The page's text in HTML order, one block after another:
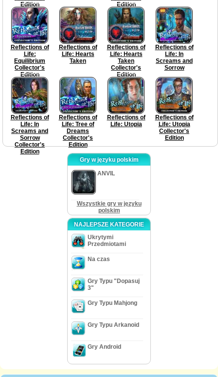
Edition
Edition
Reflections of
Life:
Equilibrium
Collector's
Edition
Reflections of
Life: Hearts
Taken
Reflections of
Life: Hearts
Taken
Collector's
Edition
Reflections of
Life: In
Screams and
Sorrow
Reflections of
Life: In
Screams and
Sorrow
Collector's
Edition
Reflections of
Life: Tree of
Dreams
Collector's
Edition
Reflections of
Life: Utopia
Reflections of
Life: Utopia
Collector's
Edition
Gry w języku polskim
ANVIL
Wszystkie gry w języku
polskim
NAJLEPSZE KATEGORIE
Ukrytymi
Przedmiotami
Na czas
Gry Typu "Dopasuj
3"
Gry Typu Mahjong
Gry Typu Arkanoid
Gry Android